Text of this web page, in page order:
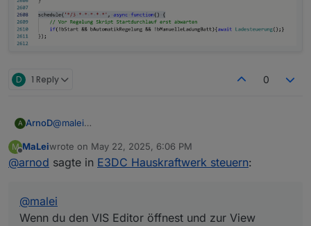
D 1 Reply 0
A ArnoD@malei
E3DC_PV_Prognose wechselst und auf das Widget
JSON Chart klickst sollte dort die Objekt ID
M
Offline
MaLeiwrote on May 22, 2025, 6:06 PM
last edited by
@arnod sagte in E3DC Hauskraftwerk steuern:
@malei
Wenn du den VIS Editor öffnest und zur View